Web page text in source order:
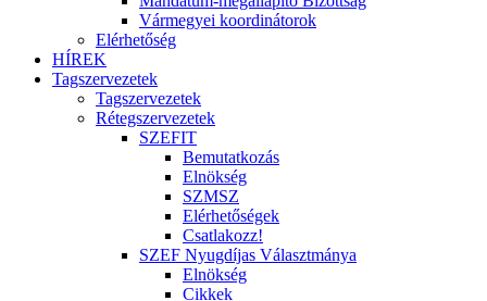
Vármegyei koordinátorok
Elérhetőség
HÍREK
Tagszervezetek
Tagszervezetek
Rétegszervezetek
SZEFIT
Bemutatkozás
Elnökség
SZMSZ
Elérhetőségek
Csatlakozz!
SZEF Nyugdíjas Választmánya
Elnökség
Cikkek